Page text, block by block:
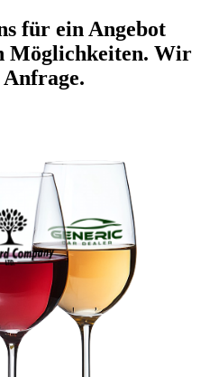
für ein Angebot
Möglichkeiten. Wir